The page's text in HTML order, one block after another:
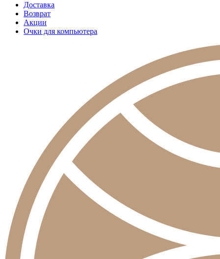
Доставка
Возврат
Акции
Очки для компьютера